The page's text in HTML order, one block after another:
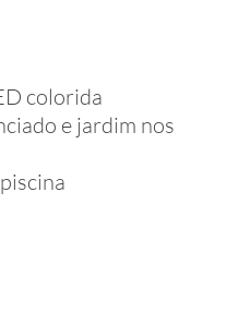
colorida
e jardim nos